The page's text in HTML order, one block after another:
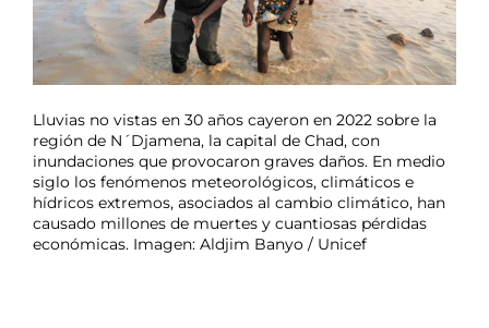
Lluvias no vistas en 30 años cayeron en 2022 sobre la
región de N´Djamena, la capital de Chad, con
inundaciones que provocaron graves daños. En medio
siglo los fenómenos meteorológicos, climáticos e
hídricos extremos, asociados al cambio climático, han
causado millones de muertes y cuantiosas pérdidas
económicas. Imagen: Aldjim Banyo / Unicef